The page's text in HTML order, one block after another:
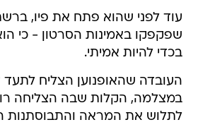
עוד לפני שהוא פתח את פיו,
שפקפקו באמינות הסרטון - כי
בכדי להיות אמיתי.
העובדה שהאופנוען הצליח
במצלמה, הקלות שבה הצליחה
לתלוש את המראה והתבוסתנות